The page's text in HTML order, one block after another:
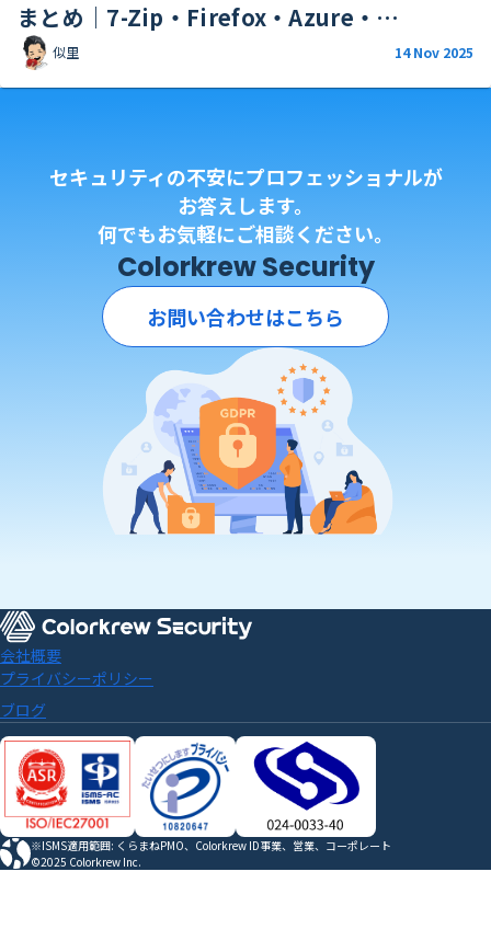
まとめ｜7-Zip・Firefox・Azure・
FortiWeb
似里 14 Nov 2025
セキュリティの不安にプロフェッショナルが
お答えします。
何でもお気軽にご相談ください。
Colorkrew Security
お問い合わせはこちら
会社概要
プライバシーポリシー
ブログ
※ISMS適用範囲: くらまねPMO、Colorkrew ID事業、営業、コーポレート
©2025 Colorkrew Inc.